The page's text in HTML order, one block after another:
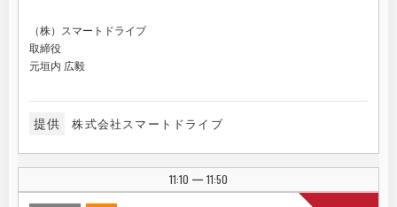
（株）スマートドライブ
取締役
元垣内 広毅
提供 株式会社スマートドライブ
11:10 | 11:50